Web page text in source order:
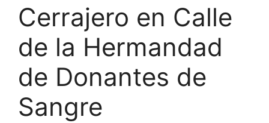
Cerrajero en Calle
de la Hermandad
de Donantes de
Sangre